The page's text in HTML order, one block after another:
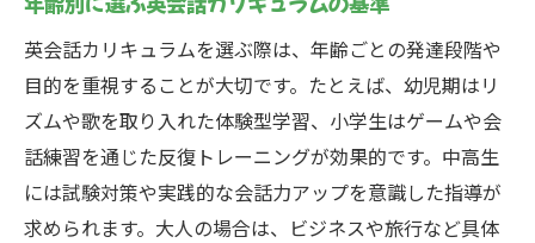
英会話カリキュラムを選ぶ際は、年齢ごとの発達段階や
目的を重視することが大切です。たとえば、幼児期はリ
ズムや歌を取り入れた体験型学習、小学生はゲームや会
話練習を通じた反復トレーニングが効果的です。中高生
には試験対策や実践的な会話力アップを意識した指導が
求められます。大人の場合は、ビジネスや旅行など具体